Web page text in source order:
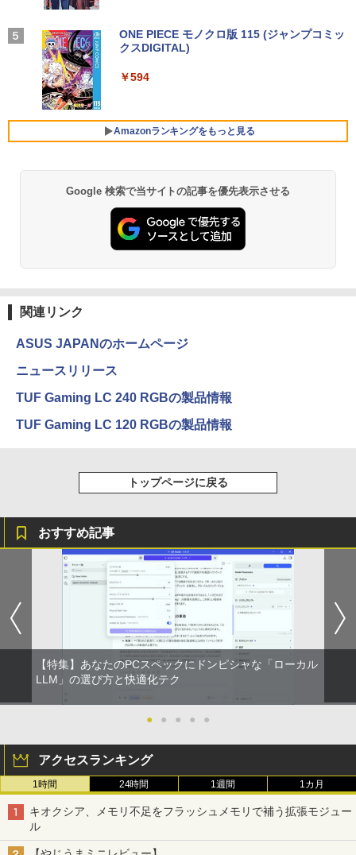
￥32,800
Pentium N3700 最大2.8GHz 360度画面
回転により タッチパネル対応 8G SSD 5
uetooth 12インチノートパソコンOffice
搭載
￥34,800
5
【大特価】中古 NEC Lavie N1565/C PC-
WPS Office Bランク パソコン ノートパ
ソコン
Windows11 23.8/27型 タッチスクリー I
PS HDワイド液晶 USB3.0 wifi対応 メモ
け
RE M70Q TINY 11DU-S6QK00 中古パソ
コン デスクトップ ミニPC Windows 11
Pro Core i5 中古PC パソコレ 3年保証 ポ
イント10-20倍
￥57,200
HD(1920×1080) /ワイド］ ブラック KH
-A271DB
￥18,500
公式ショップ amadana 15.6インチ モバ
イルモニター ポータブルディスプレイ 1
y：DP10『極限まで削ぎ落した、美しい
形状と金属の質感』見せるモニター【ド
ット抜け保証1年付】
￥19,800
ちいかわ タロット 22枚のオリジナル
カード付き [ ナガノ ]
￥1,650
￥1,964
リング ANC 36時間再生
￥2,980
On My Road (Stadium ver.)
by Amazon 炭酸水 ラベルレス 500ml ×24本
art Basic)
ONE PIECE モノクロ版 115 (ジャンプコミッ
クスDIGITAL)
￥594
Amazonランキングをもっと見る
Google 検索で当サイトの記事を優先表示させる
関連リンク
ASUS JAPANのホームページ
ニュースリリース
TUF Gaming LC 240 RGBの製品情報
TUF Gaming LC 120 RGBの製品情報
トップページに戻る
おすすめ記事
【特集】あなたのPCスペックにドンピシャな「ローカル
LLM」の選び方と快適化テク
● ● ● ● ●
アクセスランキング
1時間 24時間 1週間 1カ月
キオクシア、メモリ不足をフラッシュメモリで補う拡張モジュー
ル